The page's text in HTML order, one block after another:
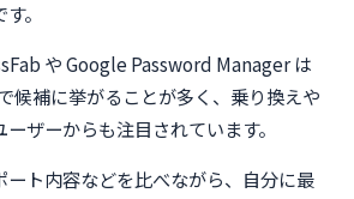
。
や Google Password Manager は
候補に挙がることが多く、乗り換えや
ザーからも注目されています。
ート内容などを比べながら、自分に最